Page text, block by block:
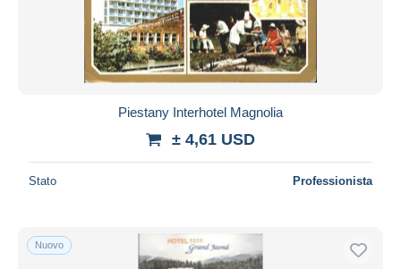
Piestany Interhotel Magnolia
± 4,61 USD
Stato Professionista
Nuovo